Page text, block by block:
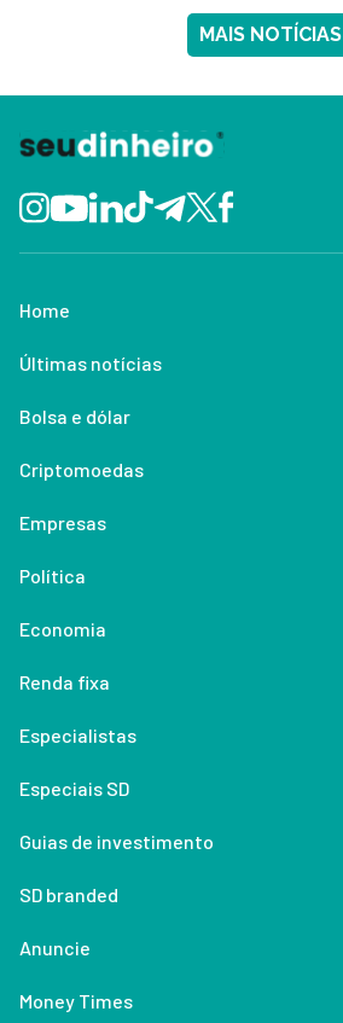
MAIS NOTÍCIAS
Home
Últimas notícias
Bolsa e dólar
Criptomoedas
Empresas
Política
Economia
Renda fixa
Especialistas
Especiais SD
Guias de investimento
SD branded
Anuncie
Money Times